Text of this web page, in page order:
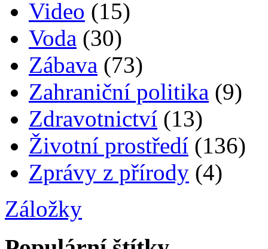
Video (15)
Voda (30)
Zábava (73)
Zahraniční politika (9)
Zdravotnictví (13)
Životní prostředí (136)
Zprávy z přírody (4)
Záložky